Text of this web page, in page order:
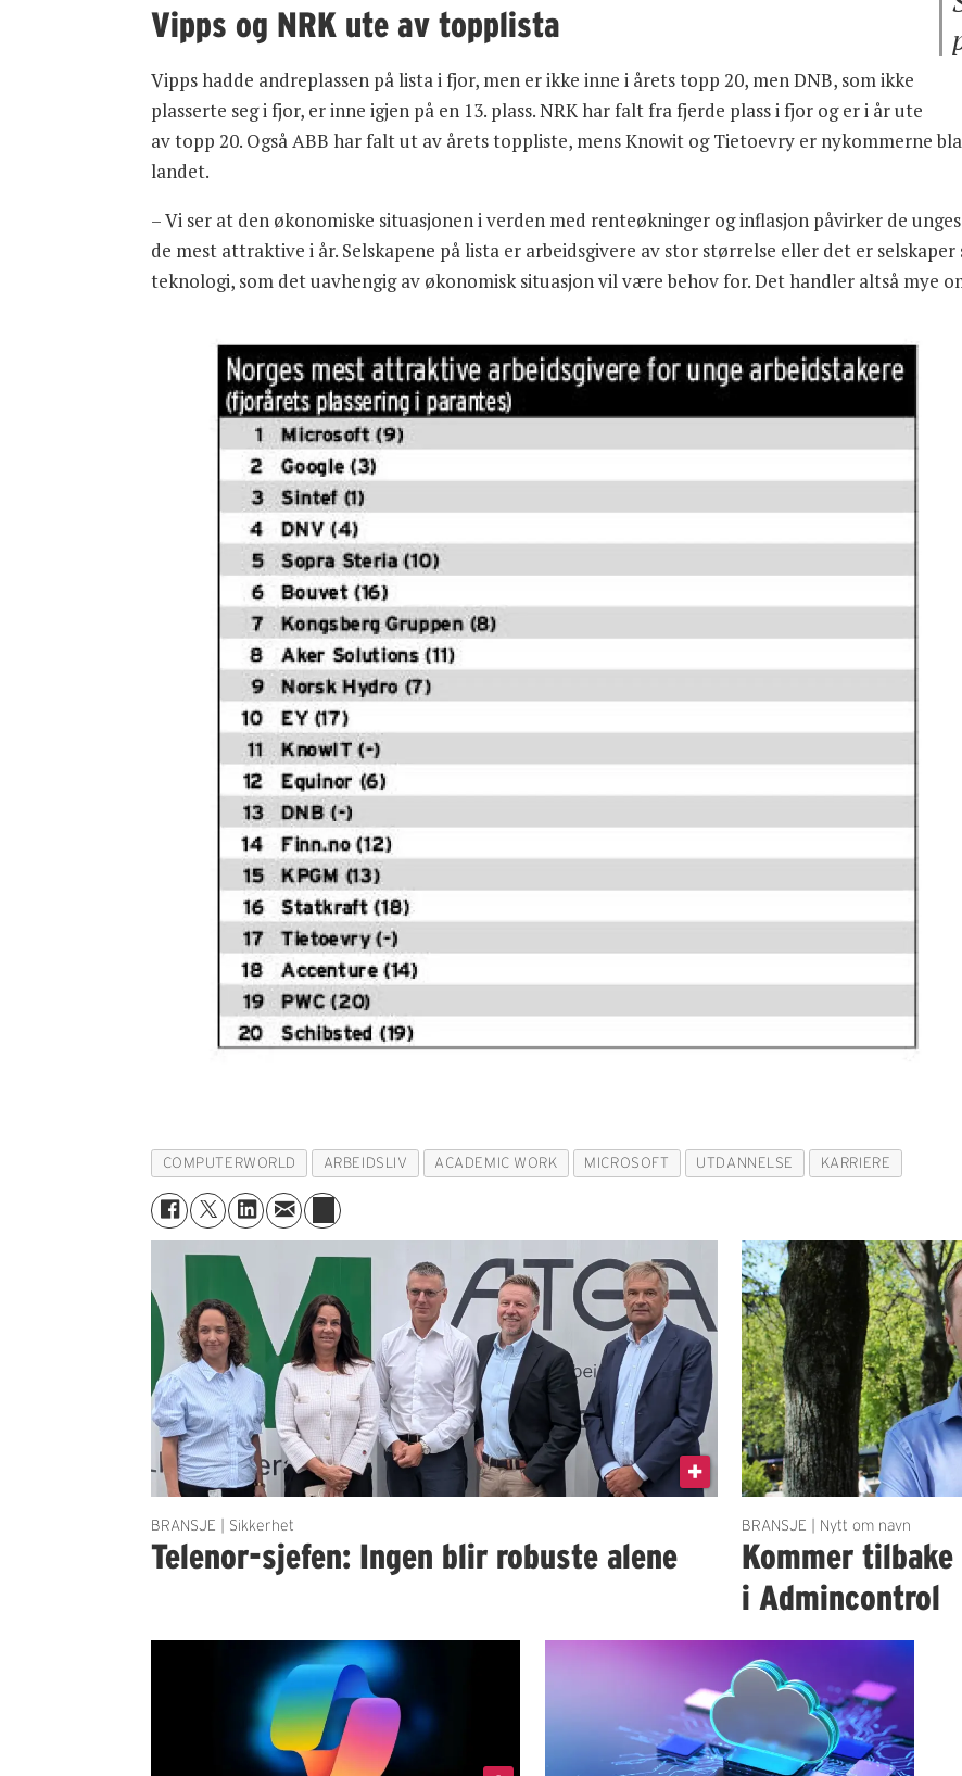
Vipps og NRK ute av topplista
Vipps hadde andreplassen på lista i fjor, men er ikke inne i årets topp 20, men DNB, som ikke
plasserte seg i fjor, er inne igjen på en 13. plass. NRK har falt fra fjerde plass i fjor og er i år ute
av topp 20. Også ABB har falt ut av årets toppliste, mens Knowit og Tietoevry er nykommerne
landet.
– Vi ser at den økonomiske situasjonen i verden med renteøkninger og inflasjon påvirker de
de mest attraktive i år. Selskapene på lista er arbeidsgivere av stor størrelse eller det er
teknologi, som det uavhengig av økonomisk situasjon vil være behov for. Det handler altså mye
COMPUTERWORLD ARBEIDSLIV ACADEMIC WORK MICROSOFT UTDANNELSE KARRIERE
BRANSJE | Sikkerhet
Telenor-sjefen: Ingen blir robuste alene
BRANSJE | Nytt om navn
Kommer
i Admincontrol